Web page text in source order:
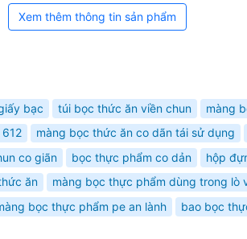
Xem thêm thông tin sản phẩm
bạc túi bọc thức ăn viền chun màng
màng bọc thức ăn co dãn tái sử dụng
co giãn bọc thực phẩm co dản
hộp
ăn màng bọc thực phẩm dùng trong lò
bọc thực phẩm pe an lành bao bọc